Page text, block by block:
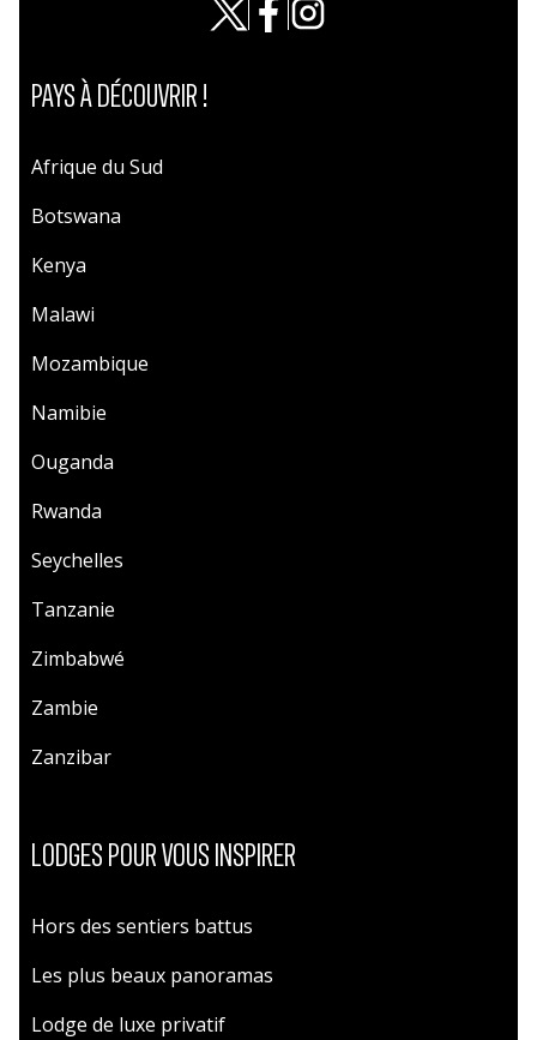
PAYS À DÉCOUVRIR !
Afrique du Sud
Botswana
Kenya
Malawi
Mozambique
Namibie
Ouganda
Rwanda
Seychelles
Tanzanie
Zimbabwé
Zambie
Zanzibar
LODGES POUR VOUS INSPIRER
Hors des sentiers battus
Les plus beaux panoramas
Lodge de luxe privatif